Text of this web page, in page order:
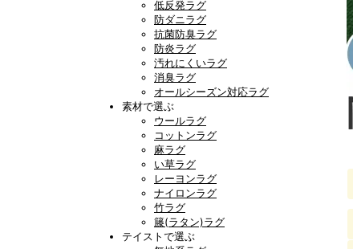
低反発ラグ
防ダニラグ
抗菌防臭ラグ
防炎ラグ
汚れにくいラグ
消臭ラグ
オールシーズン対応ラグ
素材で選ぶ
ウールラグ
コットンラグ
麻ラグ
い草ラグ
レーヨンラグ
ナイロンラグ
竹ラグ
籐(ラタン)ラグ
テイストで選ぶ